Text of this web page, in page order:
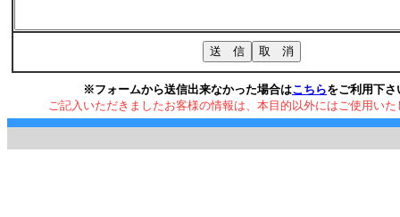
※フォームから送信出来なかった場合はこちらをご利用下さ
ご記入いただきましたお客様の情報は、本目的以外にはご使用いた